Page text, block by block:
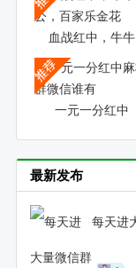
血战红中，牛牛
一元一分红中
最新发布